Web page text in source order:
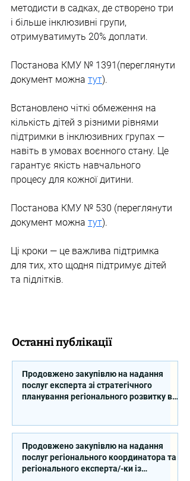
методисти в садках, де створено три
і більше інклюзивні групи,
отримуватимуть 20% доплати.
Постанова КМУ № 1391 (переглянути
документ можна тут).
Встановлено чіткі обмеження на
кількість дітей з різними рівнями
підтримки в інклюзивних групах —
навіть в умовах воєнного стану. Це
гарантує якість навчального
процесу для кожної дитини.
Постанова КМУ № 530 (переглянути
документ можна тут).
Ці кроки — це важлива підтримка
для тих, хто щодня підтримує дітей
та підлітків.
Останні публікації
Продовжено закупівлю на надання
послуг експерта зі стратегічного
планування регіонального розвитку в
Продовжено закупівлю на надання
послуг регіонального координатора та
регіонального експерта/-ки із